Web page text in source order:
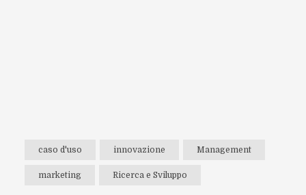
caso d'uso innovazione Management
marketing Ricerca e Sviluppo